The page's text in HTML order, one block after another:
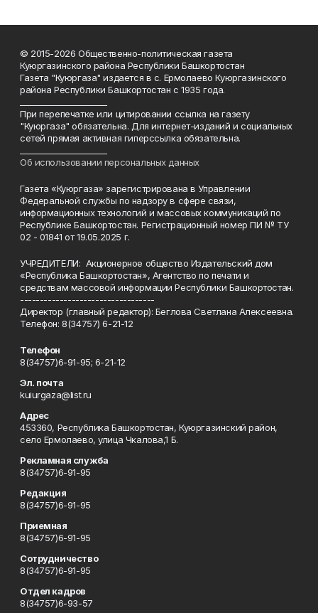
© 2015-2026 Общественно-политическая газета
Куюргазинского района Республики Башкортостан
Газета "Куюргаза" издается в с. Ермолаево Куюргазинского
района Республики Башкортостан с 1935 года.
При перепечатке или цитировании ссылка на газету
"Куюргаза" обязательна. Для интернет-изданий и социальных
сетей прямая активная гиперссылка обязательна.
Об использовании персональных данных
Газета «Куюргаза» зарегистрирована в Управлении
Федеральной службы по надзору в сфере связи,
информационных технологий и массовых коммуникаций по
Республике Башкортостан. Регистрационный номер ПИ № ТУ
02 - 01841 от 19.05.2025 г.
УЧРЕДИТЕЛИ: Акционерное общество Издательский дом
«Республика Башкортостан», Агентство по печати и
средствам массовой информации Республики Башкортостан.
----------------------------------
Директор (главный редактор): Беглова Светлана Алексеевна.
Телефон: 8(34757) 6-21-12
Телефон
8(34757)6-91-95; 6-21-12
Эл. почта
kuiurgaza@list.ru
Адрес
453360, Республика Башкортостан, Куюргазинский район,
село Ермолаево, улица Чкалова,1 Б.
Рекламная служба
8(34757)6-91-95
Редакция
8(34757)6-91-95
Приемная
8(34757)6-91-95
Сотрудничество
8(34757)6-91-95
Отдел кадров
8(34757)6-93-57